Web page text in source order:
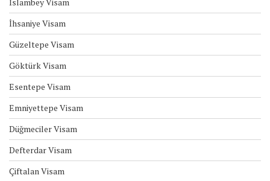
İhsaniye Visam
Güzeltepe Visam
Göktürk Visam
Esentepe Visam
Emniyettepe Visam
Düğmeciler Visam
Defterdar Visam
Çiftalan Visam